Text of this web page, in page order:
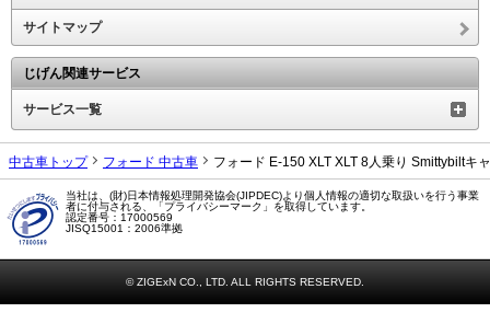
サイトマップ
じげん関連サービス
サービス一覧
中古車トップ フォード 中古車 フォード E-150 XLT XLT 8人乗り Smittybiltキ
当社は、(財)日本情報処理開発協会(JIPDEC)より個人情報の適切な取扱いを行う事業
者に付与される、「プライバシーマーク」を取得しています。
認定番号：17000569
JISQ15001：2006準拠
© ZIGExN CO., LTD. ALL RIGHTS RESERVED.